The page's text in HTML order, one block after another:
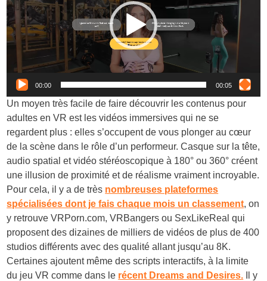
00:00 00:05
Un moyen très facile de faire découvrir les contenus pour
adultes en VR est les vidéos immersives qui ne se
regardent plus : elles s’occupent de vous plonger au cœur
de la scène dans le rôle d’un performeur. Casque sur la tête,
audio spatial et vidéo stéréoscopique à 180° ou 360° créent
une illusion de proximité et de réalisme vraiment incroyable.
Pour cela, il y a de très nombreuses plateformes
spécialisées dont je fais chaque mois un classement, on
y retrouveVRPorn.com, VRBangers ou SexLikeReal qui
proposent des dizaines de milliers de vidéos de plus de 400
studios différents avec des qualité allant jusqu’au 8K.
Certaines ajoutent même des scripts interactifs, à la limite
du jeu VR comme dans le récent Dreams and Desires. Il y